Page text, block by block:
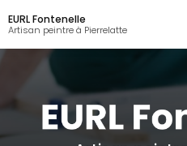
au
contenu
principal
EURL Fontenelle
Artisan peintre à Pierrelatte